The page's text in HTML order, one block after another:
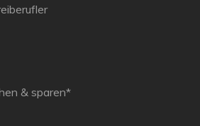
& sparen*